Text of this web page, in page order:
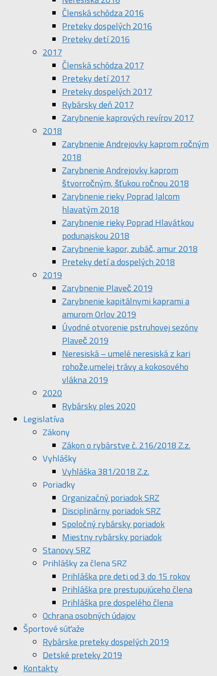
Členská schôdza 2016
Preteky dospelých 2016
Preteky detí 2016
2017
Členská schôdza 2017
Preteky detí 2017
Preteky dospelých 2017
Rybársky deň 2017
Zarybnenie kaprových revírov 2017
2018
Zarybnenie Andrejovky kaprom ročným
2018
Zarybnenie Andrejovky kaprom
štvorročným, šťukou ročnou 2018
Zarybnenie rieky Poprad Jalcom
hlavatým 2018
Zarybnenie rieky Poprad Hlavátkou
podunajskou 2018
Zarybnenie kapor, zubáč, amur 2018
Preteky detí a dospelých 2018
2019
Zarybnenie Plaveč 2019
Zarybnenie kapitálnymi kaprami a
amurom Orlov 2019
Úvodné otvorenie pstruhovej sezóny
Plaveč 2019
Neresiská – umelé neresiská z kari
rohože,umelej trávy a kokosového
vlákna 2019
2020
Rybársky ples 2020
Legislatíva
Zákony
Zákon o rybárstve č. 216/2018 Z.z.
Vyhlášky
Vyhláška 381/2018 Z.z.
Poriadky
Organizačný poriadok SRZ
Disciplinárny poriadok SRZ
Spoločný rybársky poriadok
Miestny rybársky poriadok
Stanovy SRZ
Prihlášky za člena SRZ
Prihláška pre deti od 3 do 15 rokov
Prihláška pre prestupujúceho člena
Prihláška pre dospelého člena
Ochrana osobných údajov
Športové súťaže
Rybárske preteky dospelých 2019
Detské preteky 2019
Kontakty